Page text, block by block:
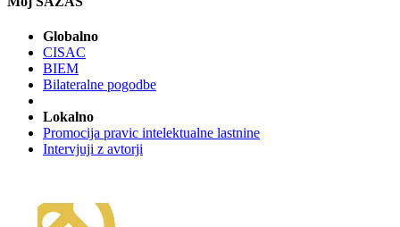
Globalno
CISAC
BIEM
Bilateralne pogodbe
Lokalno
Promocija pravic intelektualne lastnine
Intervjuji z avtorji